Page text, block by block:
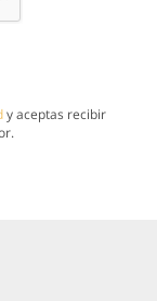
y aceptas recibir